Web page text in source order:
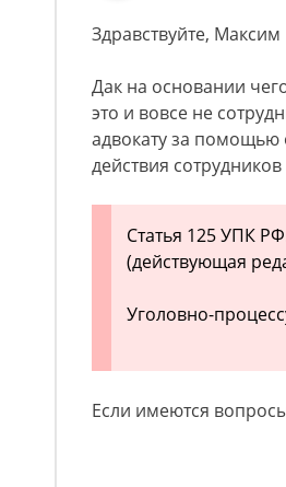
Здравствуйте, Максим
Дак на основании
это и вовсе не
адвокату за помощью
действия сотрудников
Статья 125 УПК
(действующая
Уголовно-
Если имеются